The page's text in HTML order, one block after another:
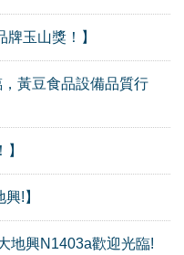
牌玉山獎！】
，黃豆食品設備品質行
!】
地興N1403a歡迎光臨!